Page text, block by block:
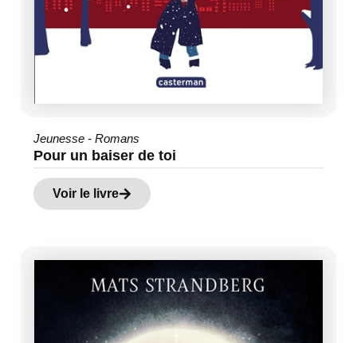
Jeunesse - Romans
Pour un baiser de toi
Voir le livre